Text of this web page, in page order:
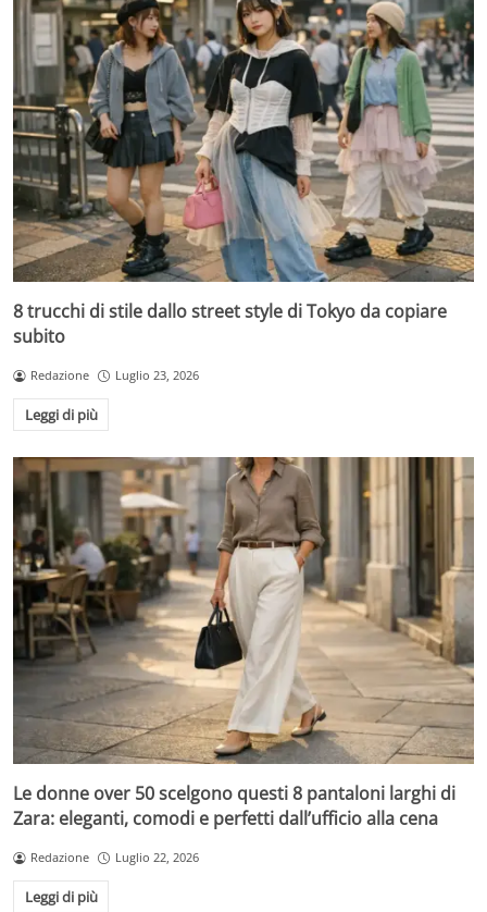
8 trucchi di stile dallo street style di Tokyo da copiare
subito
Redazione Luglio 23, 2026
Leggi di più
Le donne over 50 scelgono questi 8 pantaloni larghi di
Zara: eleganti, comodi e perfetti dall’ufficio alla cena
Redazione Luglio 22, 2026
Leggi di più